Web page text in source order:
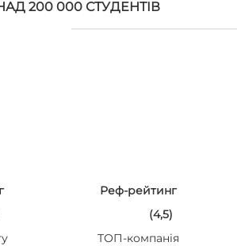
200 000 СТУДЕНТІВ
Реф-рейтинг
(4,5)
ТОП-компанія